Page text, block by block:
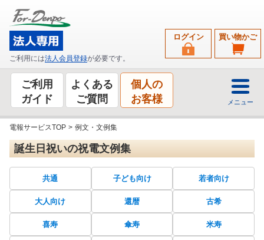
ご利用には法人会員登録が必要です。
買い物かご
ログイン
ご利用
ガイド
よくある
ご質問
個人の
お客様
メニュー
電報サービスTOP > 例文・文例集
誕生日祝いの祝電文例集
共通 子ども向け 若者向け
大人向け 還暦 古希
喜寿 傘寿 米寿